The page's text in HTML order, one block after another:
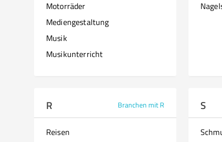
Motorräder
Mediengestaltung
Musik
Musikunterricht
R Branchen mit R
Reisen
S